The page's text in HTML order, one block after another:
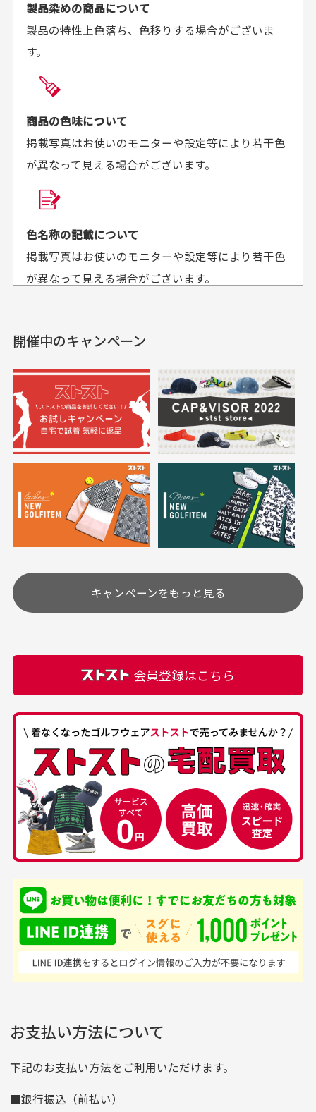
がとうございます。丁寧
に梱包されていて、商品
の状態も良好でした。気
があればよろしくお願い
来ました。またお願いし
セールかつポイント
も使えて、お得に購
入出来ました
セールかつポイントも使
満足です。
おります
欲しかったスカートが購
30代女性
高価なブルゾンがお
購入できました。状態も
最高でした。
30代女性
いつも素敵な商品を
す
商品をありがとうござい
ます。
30代男性
中古ゴルフウェアの
品揃えがすごい
て、ここまでゴルフブラ
ンドの取り扱いがあるの
はすごい。 毎日たくさ
んの商品がアップされて
いるので新作チェックす
50代男性
安心して中古ウェア
を買えるお店です
品ですが綺麗に梱包され
ており商品を大切にして
いる感が伝わってきまし
た 「フロント部分に汚
れあり」と記載ありまし
[…]
商品の受け渡しは、ゆうパックでの配送のみとさせて
頂いております。
商品購入からどれくらいで発送してもらえます
か？
平日午前9時までのご注文で最短当日発送させて頂いて
せて頂いております。
送料はいくらかかりますか？
何点ご購入頂いた場合も全国一律で800円とさせて頂
いております。(1配送先につき)
また5,000円(税込)以上お買い物をして頂けた場合は送
※必ず１つのショッピングカートに複数商品を入れて
ご注文下さいませ。
定休日はありますか？
土.日.祝日は定休日となっております。
その他の休日につきましてはサイト上にて告知させて
頂きます。
カートの有効時間はありますか？
は自動的にカート内の商品が削除されますのでご注意
下さい。
お気に入り機能をご利用下さい。
製品染めの商品について
製品の特性上色落ち、色移りする場合がございま
す。
商品の色味について
掲載写真はお使いのモニターや設定等により若干色
が異なって見える場合がございます。
色名称の記載について
掲載写真はお使いのモニターや設定等により若干色
が異なって見える場合がございます。
実寸サイズについて
一点一点手作業で計測しておりますので、若干の誤
差が生じる場合がございます。
においについて
ユーズド商品の特性故、メンテンスを行っておりま
すが、におい（煙草、香水、お香、古着特有の香
り、柔軟剤等)が付着している場合がございます。
付属品について
付属品の記載につきましては、弊社に入荷した時点
ある場合もございます。
経年劣化について
当店では商品の管理には細心の注意を払っておりま
すが、経年により素材の劣化やパーツの強度低下が
生じている場合がございます。
銀行振込（前払い）
入金確認後商品発送となります。
※土曜、日曜、祝日は入金確認及び発送業務は致しておりま
せん。
尚、お振込み手数料はお客様ご負担となります。入金確認後
商品発送となります。
ご注文頂いてから7日以内をお振込み期限とさせ
りますのでご了承くださいませ。
支店名
和歌山支店
口座種別
普通
申し込まれた商品と届いた商品が異なっている場合
商品説明に記載されていない汚れやダメージがある商品
の場合
開催中のキャンペーン
キャンペーンをもっと見る
会員登録はこちら
お支払い方法について
下記のお支払い方法をご利用いただけます。
■銀行振込（前払い）